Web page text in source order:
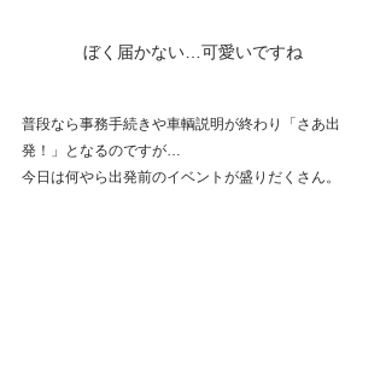
ぼく届かない…可愛いですね
普段なら事務手続きや車輌説明が終わり「さあ出
発！」となるのですが…
今日は何やら出発前のイベントが盛りだくさん。